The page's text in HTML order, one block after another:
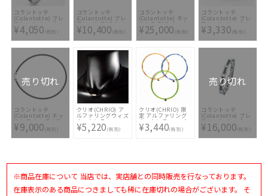
コラントッテ
(Colantotte) ブレ
スレット ループ
QUON ABAEI-90
¥4,050(税別)
コラントッテ
(Colantotte) ブレ
スレット TAO ルー
プ ARIE ABAEK-95
¥10,400(税別)
コラントッテ
(Colantotte) ネッ
クレス TAO ネック
レス FINO ABAAI-
40
¥25,000(税別)
コラントッテ
(Colantotte) ブレ
スレット ループ
AMU ABAEJ-90
¥3,330(税別)
売り切れ
コラントッテ
(Colantotte) ネッ
クレス クレストR
ex ABAPV-95
¥9,000(税別)
クリオ(CHRIO) ア
ルファリングウィズ
ネックレス
¥5,220(税別)
クリオ(CHRIO) 限
定 アルファリング
ネックレス マーブ
ル
¥3,440(税別)
売り切れ
コラントッテ
(Colantotte) ブレ
スレット ループ
CARBOLAY
ABAEH
¥16,000(税別)
※商品在庫について 当店では、実店舗との同時販売を行なっております。
在庫表示のある商品につきましても稀に在庫切れの場合がございます。 そ